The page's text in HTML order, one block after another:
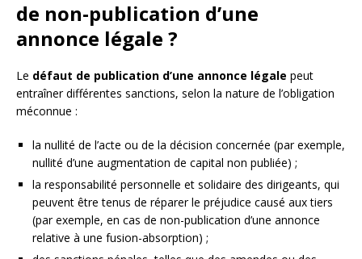
de non-publication d’une
annonce légale ?
Le défaut de publication d’une annonce légale peut
entraîner différentes sanctions, selon la nature de l’obligation
méconnue :
la nullité de l’acte ou de la décision concernée (par exemple,
nullité d’une augmentation de capital non publiée) ;
la responsabilité personnelle et solidaire des dirigeants, qui
peuvent être tenus de réparer le préjudice causé aux tiers
(par exemple, en cas de non-publication d’une annonce
relative à une fusion-absorption) ;